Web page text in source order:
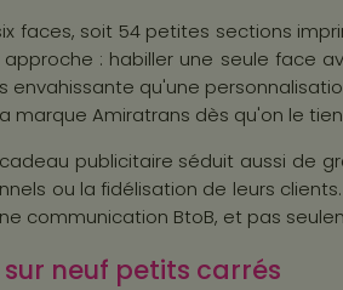
faces, soit 54 petites sections
: habiller une seule face
qu'une
marque Amiratrans dès qu'on le
publicitaire séduit aussi de
ou la fidélisation de leurs
communication BtoB, et pas
neuf petits carrés